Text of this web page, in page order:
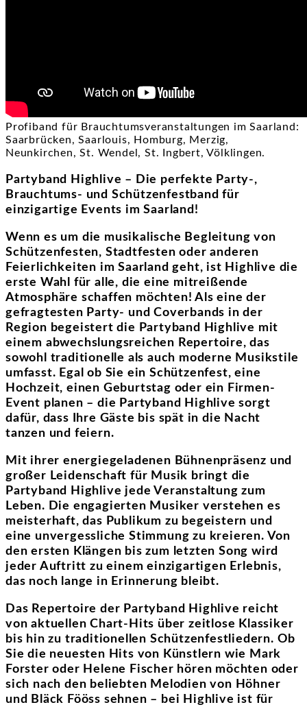
Profiband für Brauchtumsveranstaltungen im Saarland:
Saarbrücken, Saarlouis, Homburg, Merzig,
Neunkirchen, St. Wendel, St. Ingbert, Völklingen.
Partyband Highlive – Die perfekte Party-,
Brauchtums- und Schützenfestband für
einzigartige Events im Saarland!
Wenn es um die musikalische Begleitung von
Schützenfesten, Stadtfesten oder anderen
Feierlichkeiten im Saarland geht, ist Highlive die
erste Wahl für alle, die eine mitreißende
Atmosphäre schaffen möchten! Als eine der
gefragtesten Party- und Coverbands in der
Region begeistert die Partyband Highlive mit
einem abwechslungsreichen Repertoire, das
sowohl traditionelle als auch moderne Musikstile
umfasst. Egal ob Sie ein Schützenfest, eine
Hochzeit, einen Geburtstag oder ein Firmen-
Event planen – die Partyband Highlive sorgt
dafür, dass Ihre Gäste bis spät in die Nacht
tanzen und feiern.
Mit ihrer energiegeladenen Bühnenpräsenz und
großer Leidenschaft für Musik bringt die
Partyband Highlive jede Veranstaltung zum
Leben. Die engagierten Musiker verstehen es
meisterhaft, das Publikum zu begeistern und
eine unvergessliche Stimmung zu kreieren. Von
den ersten Klängen bis zum letzten Song wird
jeder Auftritt zu einem einzigartigen Erlebnis,
das noch lange in Erinnerung bleibt.
Das Repertoire der Partyband Highlive reicht
von aktuellen Chart-Hits über zeitlose Klassiker
bis hin zu traditionellen Schützenfestliedern. Ob
Sie die neuesten Hits von Künstlern wie Mark
Forster oder Helene Fischer hören möchten oder
sich nach den beliebten Melodien von Höhner
und Bläck Fööss sehnen – bei Highlive ist für